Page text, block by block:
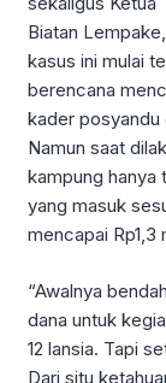
Biatan
kasus ini mulai
berencana
kader posyandu
Namun saat
kampung hanya
yang masuk
mencapai Rp1,3
“Awalnya
dana untuk
12 lansia. Tapi
Dari situ